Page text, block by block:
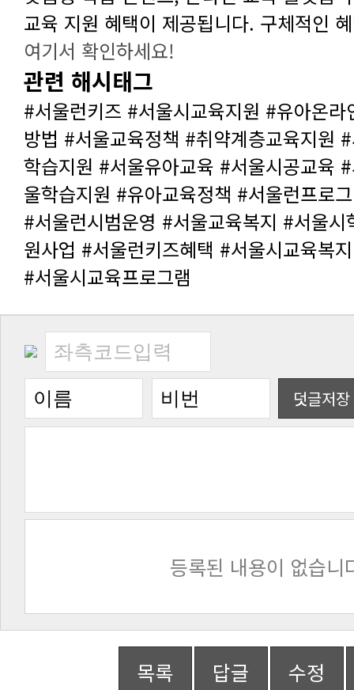
교육 지원 혜택이 제공됩니다. 구체적인
여기서 확인하세요!
관련 해시태그
#서울시교육프로그램
덧글저장
등록된 내용이 없습니
목록 답글 수정